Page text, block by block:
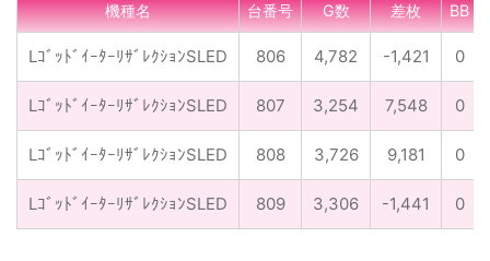
機種名 台番号 G数 差枚 BB
LｺﾞｯﾄﾞｲｰﾀｰﾘｻﾞﾚｸｼｮﾝSLED 806 4,782 -1,421 0
LｺﾞｯﾄﾞｲｰﾀｰﾘｻﾞﾚｸｼｮﾝSLED 807 3,254 7,548 0
LｺﾞｯﾄﾞｲｰﾀｰﾘｻﾞﾚｸｼｮﾝSLED 808 3,726 9,181 0
LｺﾞｯﾄﾞｲｰﾀｰﾘｻﾞﾚｸｼｮﾝSLED 809 3,306 -1,441 0